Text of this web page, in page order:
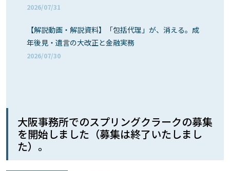
2026/07/31
【解説動画・解説資料】「包括代理」が、消える。成
年後見・遺言の大改正と金融実務
2026/07/30
大阪事務所でのスプリングクラークの募集
を開始しました（募集は終了いたしまし
た）。